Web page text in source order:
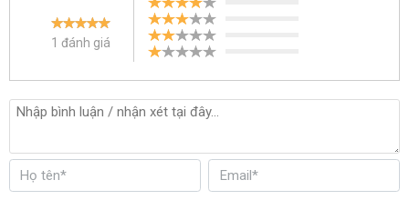
các bạn cũng có thể nối thêm dây dẫn cao áp dài đến 20 - 30m.
Tiết kiệm chi phí
chỉ bằng một nửa so vớixịt rửa xe
chi phí.
Thiết kế gọn gàng
1 đánh giá